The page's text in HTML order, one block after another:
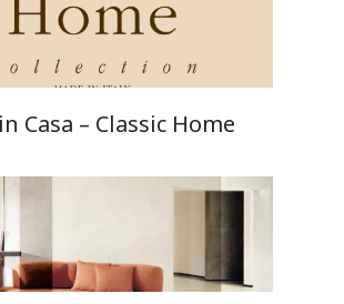
Casa – Classic Home